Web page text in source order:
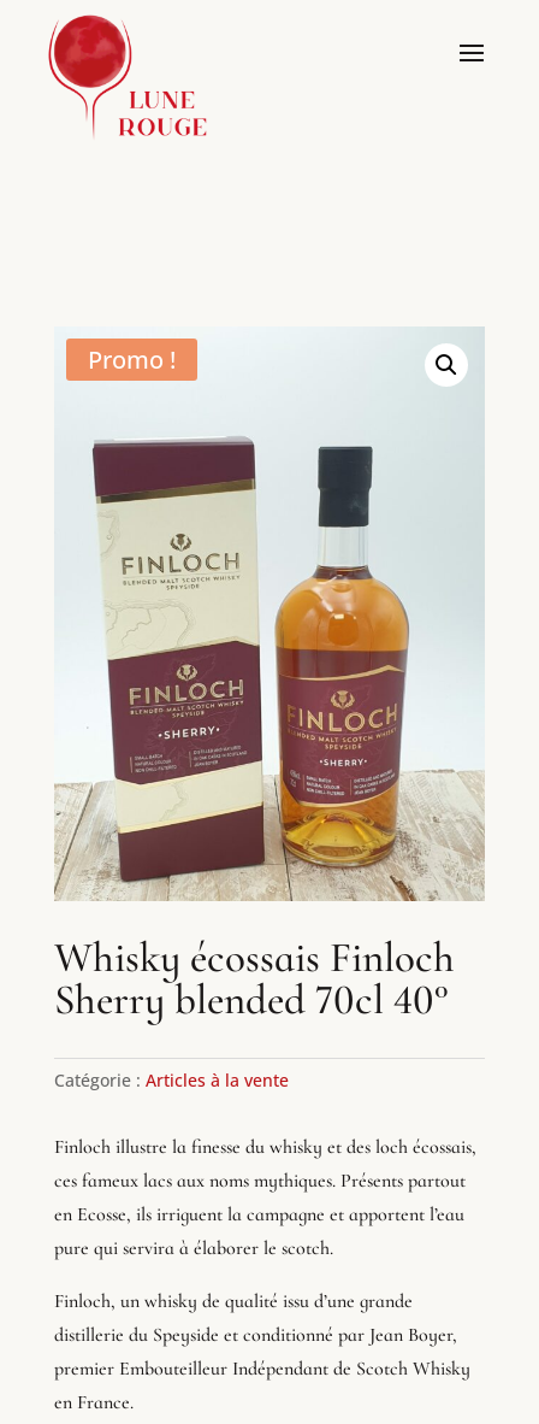
Promo !
Whisky écossais Finloch
Sherry blended 70cl 40°
Catégorie : Articles à la vente
Finloch illustre la finesse du whisky et des loch écossais,
ces fameux lacs aux noms mythiques. Présents partout
en Ecosse, ils irriguent la campagne et apportent l’eau
pure qui servira à élaborer le scotch.
Finloch, un whisky de qualité issu d’une grande
distillerie du Speyside et conditionné par Jean Boyer,
premier Embouteilleur Indépendant de Scotch Whisky
en France.